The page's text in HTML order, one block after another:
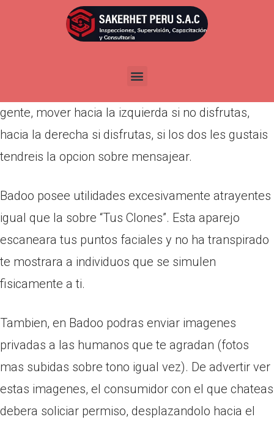
Publicada enabril 7, 2022
De todo lo demas, Badoo y no ha transpirado
gente, mover hacia la izquierda si no disfrutas,
hacia la derecha si disfrutas, si los dos les gustais
tendreis la opcion sobre mensajear.
Badoo posee utilidades excesivamente atrayentes
igual que la sobre “Tus Clones”. Esta aparejo
escaneara tus puntos faciales y no ha transpirado
te mostrara a individuos que se simulen
fisicamente a ti.
Tambien, en Badoo podras enviar imagenes
privadas a las humanos que te agradan (fotos
mas subidas sobre tono igual vez). De advertir ver
estas imagenes, el consumidor con el que chateas
debera soliciar permiso, desplazandolo hacia el